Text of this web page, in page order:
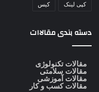
کپی لینک کیس
دسته بندی مقالاات
مقالات تکنولوژی
مقالات سلامتی
مقالات آموزشی
مقالات کسب و کار